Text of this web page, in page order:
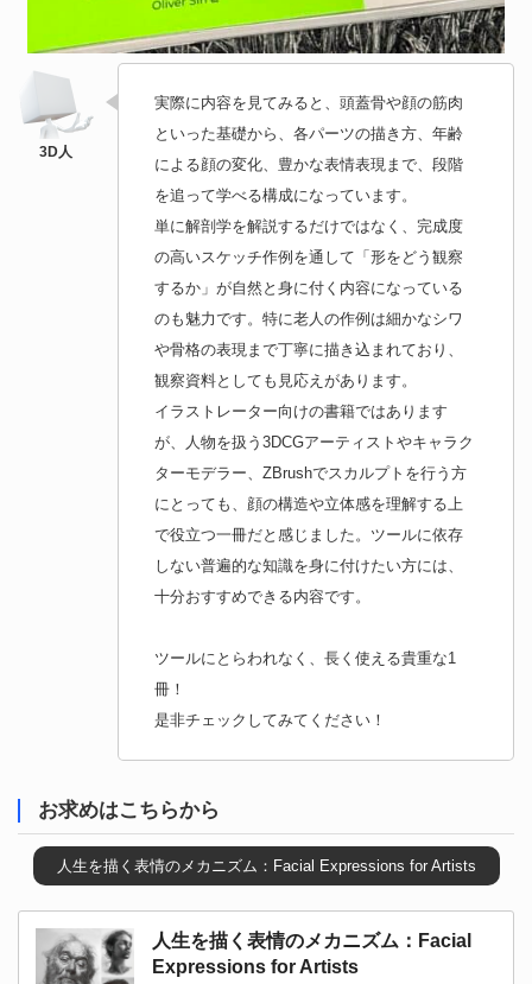
実際に内容を見てみると、頭蓋骨や顔の筋肉
といった基礎から、各パーツの描き方、年齢
による顔の変化、豊かな表情表現まで、段階
を追って学べる構成になっています。
単に解剖学を解説するだけではなく、完成度
の高いスケッチ作例を通して「形をどう観察
するか」が自然と身に付く内容になっている
のも魅力です。特に老人の作例は細かなシワ
や骨格の表現まで丁寧に描き込まれており、
観察資料としても見応えがあります。
イラストレーター向けの書籍ではあります
が、人物を扱う3DCGアーティストやキャラク
ターモデラー、ZBrushでスカルプトを行う方
にとっても、顔の構造や立体感を理解する上
で役立つ一冊だと感じました。ツールに依存
しない普遍的な知識を身に付けたい方には、
十分おすすめできる内容です。
ツールにとらわれなく、長く使える貴重な1
冊！
是非チェックしてみてください！
お求めはこちらから
人生を描く表情のメカニズム：Facial Expressions for Artists
人生を描く表情のメカニズム：Facial
Expressions for Artists